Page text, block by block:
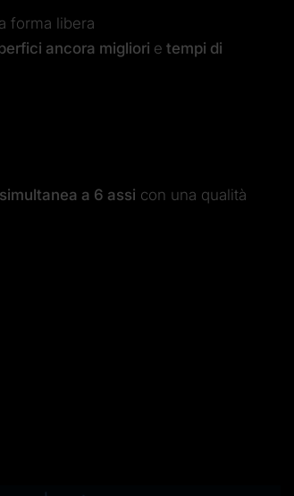
forma libera
ancora migliori e tempi di
a 6 assi con una qualità